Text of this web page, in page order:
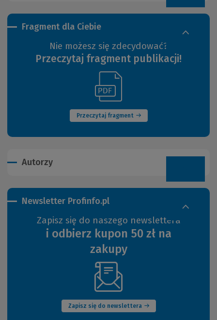
Fragment dla Ciebie
Nie możesz się zdecydować?
Przeczytaj fragment publikacji!
Przeczytaj fragment
(Nowe
okno)
innej
strony)
Autorzy
Newsletter Profinfo.pl
Zapisz się do naszego newslettera
i odbierz kupon 50 zł na
zakupy
Zapisz się do newslettera
(Nowe
okno)